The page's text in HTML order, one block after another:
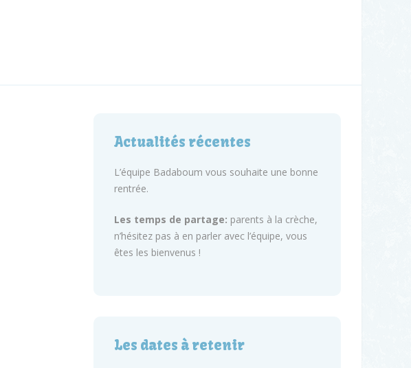
Actualités récentes
L’équipe Badaboum vous souhaite une bonne
rentrée.
Les temps de partage: parents à la crèche,
n’hésitez pas à en parler avec l’équipe, vous
êtes les bienvenus !
Les dates à retenir